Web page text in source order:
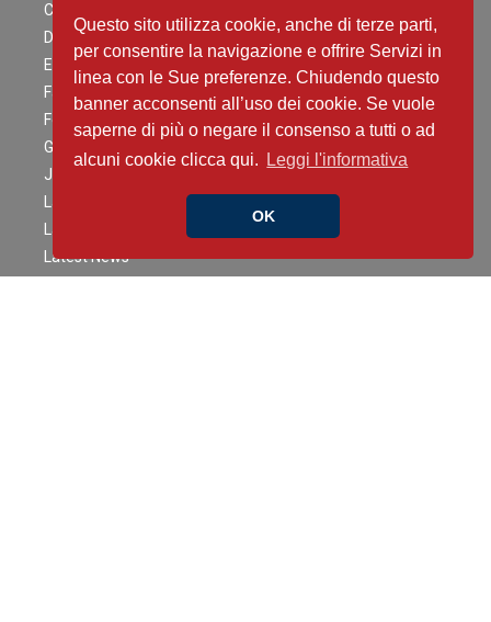
Questo sito utilizza cookie, anche di terze parti,
per consentire la navigazione e offrire Servizi in
linea con le Sue preferenze. Chiudendo questo
banner acconsenti all’uso dei cookie. Se vuole
saperne di più o negare il consenso a tutti o ad
alcuni cookie clicca qui.
Leggi l'informativa
OK
COGITO ERGO SUM AI
Distillati di buon senso
EpiCardio Interviews
Fast&Curious
Focus on… the right side of heart disease
Guidelines in Pills
Journal Club
La Amiloidosi Cardiaca
Latest News